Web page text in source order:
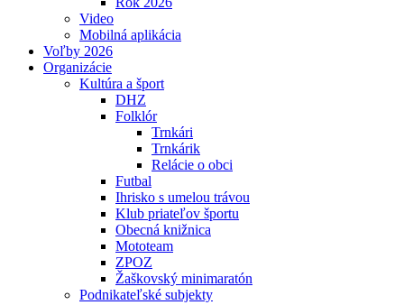
Video
Mobilná aplikácia
Voľby 2026
Organizácie
Kultúra a šport
DHZ
Folklór
Trnkári
Trnkárik
Relácie o obci
Futbal
Ihrisko s umelou trávou
Klub priateľov športu
Obecná knižnica
Mototeam
ZPOZ
Žaškovský minimaratón
Podnikateľské subjekty